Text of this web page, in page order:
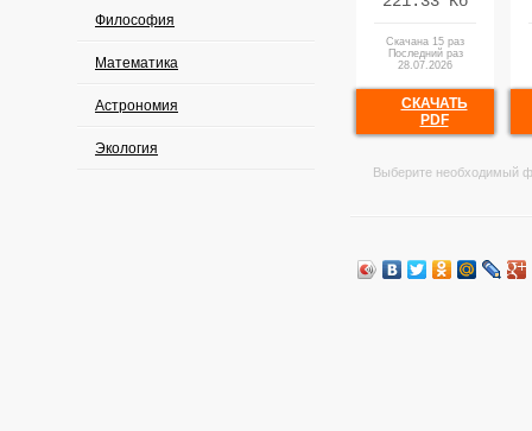
Философия
Математика
Астрономия
Экология
Скачана 15 раз
Последний раз
28.07.2026
СКАЧАТЬ
PDF
Выберите необходимый